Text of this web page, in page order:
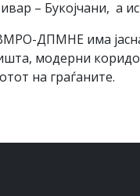
– Букојчани, а
ДПМНЕ има
модерни
на граѓаните.